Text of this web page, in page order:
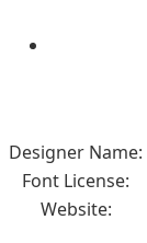
Designer Name:
Font License:
Website: